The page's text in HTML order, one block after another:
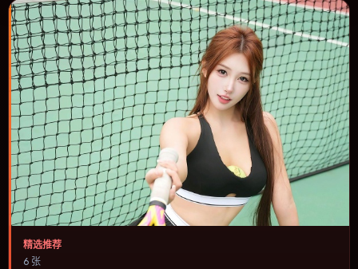
精选推荐
6 张